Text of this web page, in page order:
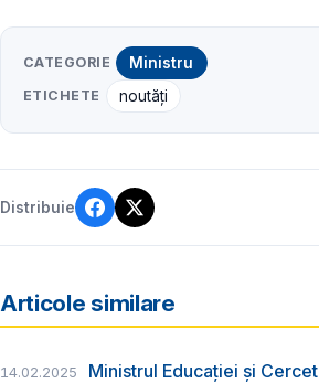
CATEGORIE Ministru
ETICHETE noutăți
Distribuie
Articole similare
14.02.2025
Ministrul Educației și